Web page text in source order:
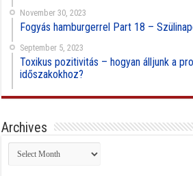
November 30, 2023
Fogyás hamburgerrel Part 18 –
September 5, 2023
Toxikus pozitivitás – hogyan álljunk a
időszakokhoz?
Archives
Archives